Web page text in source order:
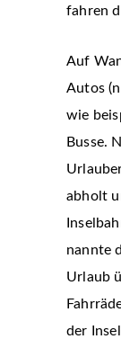
fahren
Auf
Autos
wie
Busse.
abholt
nannte
Urlaub
der